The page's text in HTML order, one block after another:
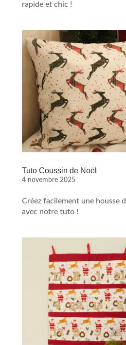
rapide et chic !
Tuto Coussin de Noël
4 novembre 2025
Créez facilement une housse
avec notre tuto !